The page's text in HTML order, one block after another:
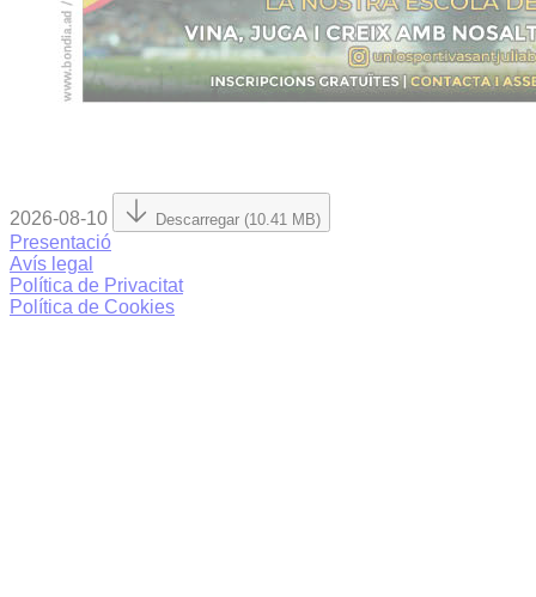
2026-08-10 Descarregar (10.41 MB)
Presentació
Avís legal
Política de Privacitat
Política de Cookies